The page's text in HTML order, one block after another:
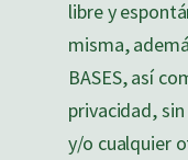
libre y
misma,
BASES, así
privacidad,
y/o cualquier